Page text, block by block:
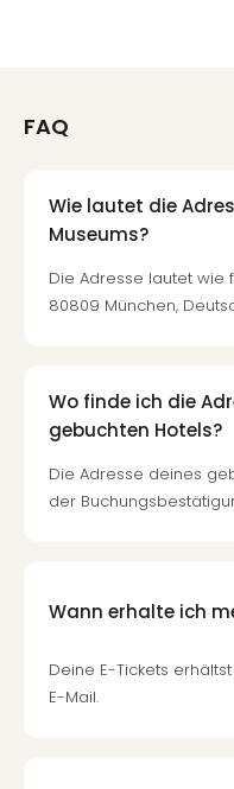
FAQ
Wie lautet die
Museums?
Die Adresse lautet wie
80809 München,
Wo finde ich die
gebuchten Hotels?
Die Adresse deines
der
Wann erhalte ich
Deine E-Tickets
E-Mail.